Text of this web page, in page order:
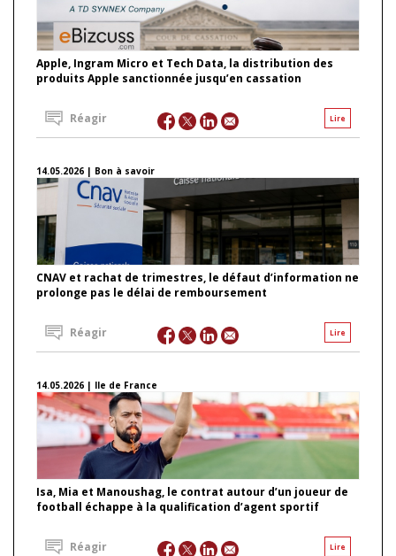
Apple, Ingram Micro et Tech Data, la distribution des
produits Apple sanctionnée jusqu’en cassation
Lire
Réagir
14.05.2026 | Bon à savoir
CNAV et rachat de trimestres, le défaut d’information ne
prolonge pas le délai de remboursement
Lire
Réagir
14.05.2026 | Ile de France
Isa, Mia et Manoushag, le contrat autour d’un joueur de
football échappe à la qualification d’agent sportif
Lire
Réagir